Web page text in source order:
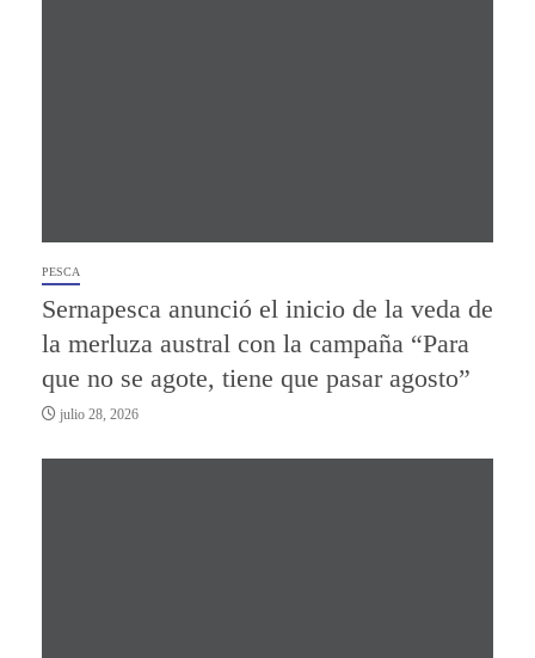
PESCA
Sernapesca anunció el inicio de la veda de
la merluza austral con la campaña “Para
que no se agote, tiene que pasar agosto”
julio 28, 2026